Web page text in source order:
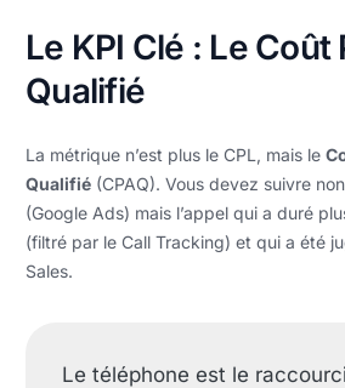
Le KPI Clé : Le Coût
Qualifié
La métrique n’est plus le CPL, mais le
Qualifié (CPAQ). Vous devez suivre
(Google Ads) mais l’appel qui a duré
(filtré par le Call Tracking) et qui a été
Sales.
Le téléphone est le